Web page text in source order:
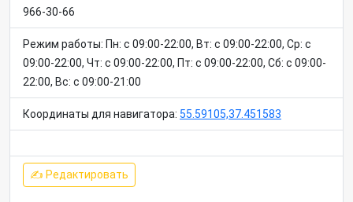
966-30-66
Режим работы: Пн: c 09:00-22:00, Вт: c 09:00-22:00, Ср: c
09:00-22:00, Чт: c 09:00-22:00, Пт: c 09:00-22:00, Сб: c 09:00-
22:00, Вс: c 09:00-21:00
Координаты для навигатора: 55.59105,37.451583
✍ Редактировать